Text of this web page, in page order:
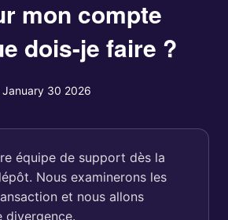
mon compte
dois-je faire ?
January 30 2026
équipe de support dès la
Nous examinerons les
et nous allons
divergence.